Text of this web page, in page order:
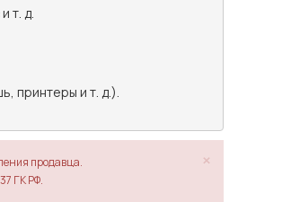
т. д.
принтеры и т. д.).
×
продавца.
ГК РФ.